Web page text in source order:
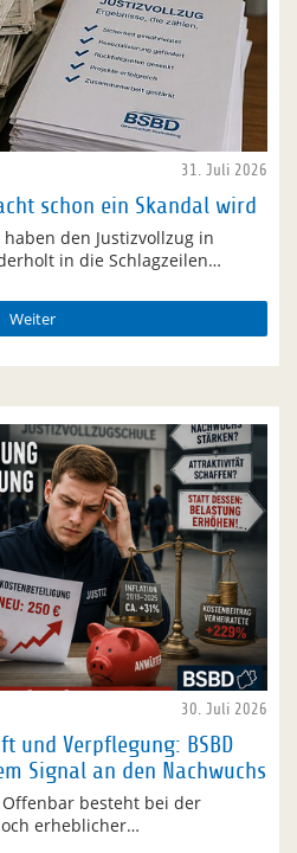
31. Juli 2026
schon ein Skandal wird
den Justizvollzug in
in die Schlagzeilen…
Weiter
30. Juli 2026
und Verpflegung: BSBD
Signal an den Nachwuchs
Offenbar besteht bei der
erheblicher…